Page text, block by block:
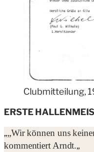
Clubmitteilung,
ERSTE
„„Wir können uns
kommentiert Arndt.„